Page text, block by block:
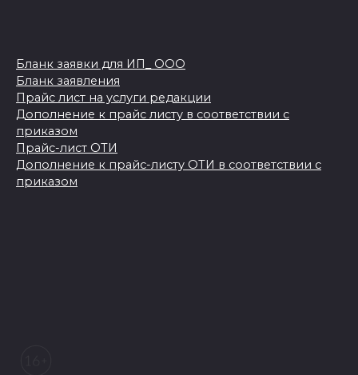
Бланк заявки для ИП_ ООО
Бланк заявления
Прайс лист на услуги редакции
Дополнение к прайс листу в соответствии с
приказом
Прайс-лист ОТИ
Дополнение к прайс-листу ОТИ в соответствии с
приказом